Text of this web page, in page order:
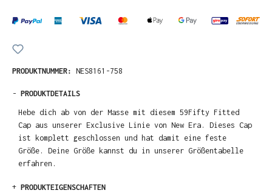
PRODUKTNUMMER: NES8161-758
- PRODUKTDETAILS
Hebe dich ab von der Masse mit diesem 59Fifty Fitted
Cap aus unserer Exclusive Linie von New Era. Dieses Cap
ist komplett geschlossen und hat damit eine feste
Größe. Deine Größe kannst du in unserer Größentabelle
erfahren.
+ PRODUKTEIGENSCHAFTEN